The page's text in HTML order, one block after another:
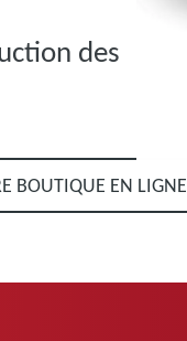
des
BOUTIQUE EN LIGNE